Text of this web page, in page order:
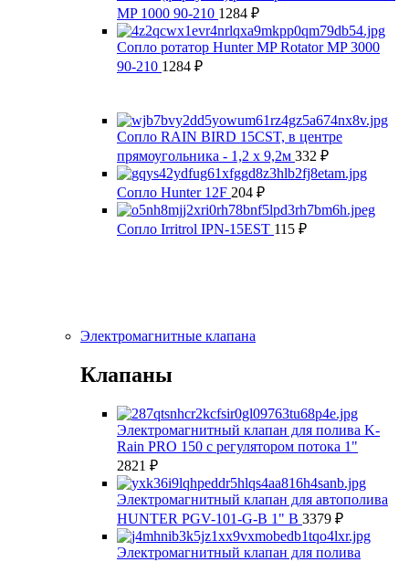
MP 1000 90-210 1284 ₽
Сопло ротатор Hunter MP Rotator MP 3000
90-210 1284 ₽
Сопло RAIN BIRD 15CST, в центре
прямоугольника - 1,2 x 9,2м 332 ₽
Сопло Hunter 12F 204 ₽
Сопло Irritrol IPN-15EST 115 ₽
Электромагнитные клапана
Клапаны
Электромагнитный клапан для полива K-
Rain PRO 150 с регулятором потока 1"
2821 ₽
Электромагнитный клапан для автополива
HUNTER PGV-101-G-B 1" В 3379 ₽
Электромагнитный клапан для полива